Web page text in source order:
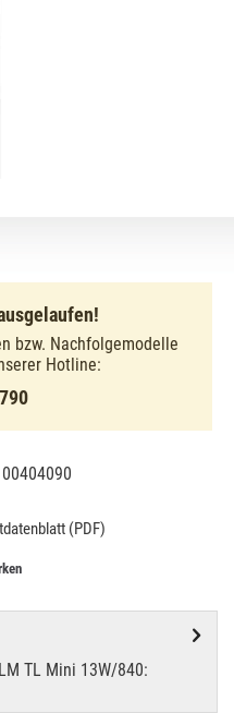
bzw. Nachfolgemodelle
Hotline:
(PDF)
TL Mini 13W/840: